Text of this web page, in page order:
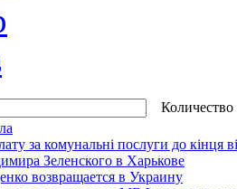
за комунальні послуги до кінця
Зеленского в Харькове
возвращается в Украину